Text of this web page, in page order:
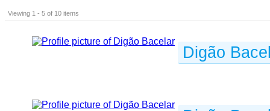
Viewing 1 - 5 of 10 items
Digão